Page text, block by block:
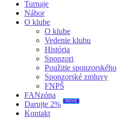
Turnaje
Nábor
O klube
O klube
Vedenie klubu
História
Sponzori
Použitie sponzorského
Sponzorské zmluvy
FNPŠ
FANzóna
Darujte 2%
NOVÉ
Kontakt